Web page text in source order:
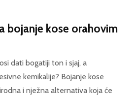
bojanje kose orahovim
dati bogatiji ton i sjaj, a
kemikalije? Bojanje kose
i nježna alternativa koja će